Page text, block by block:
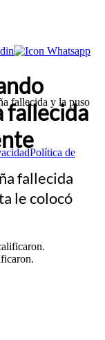
fallecida y la puso
Política de
fallecida
fallecida
le colocó